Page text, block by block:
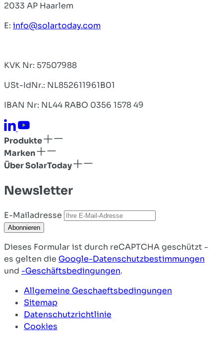
2033 AP Haarlem
E: info@solartoday.com
KVK Nr: 57507988
USt-IdNr.: NL852611961B01
IBAN Nr: NL44 RABO 0356 1578 49
Produkte
Marken
Über SolarToday
Newsletter
E-Mailadresse
Abonnieren
Dieses Formular ist durch reCAPTCHA geschützt -
es gelten die Google-Datenschutzbestimmungen
und -Geschäftsbedingungen.
Allgemeine Geschaeftsbedingungen
Sitemap
Datenschutzrichtlinie
Cookies